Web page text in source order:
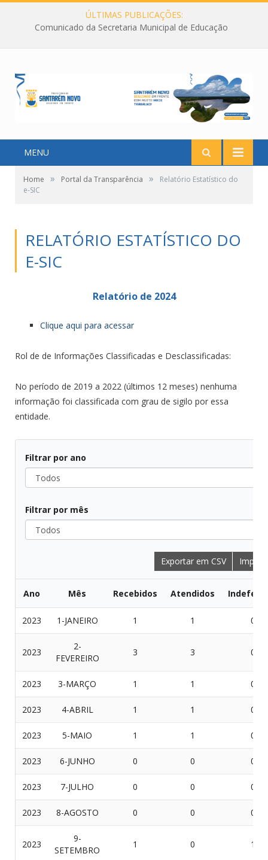
ÚLTIMAS PUBLICAÇÕES:
Comunicado da Secretaria Municipal de Educação
MENU
Home » Portal da Transparência »
Relatório Estatístico do
e-SIC
RELATÓRIO ESTATÍSTICO DO
E-SIC
Relatório de 2024
Clique aqui para acessar
Rol de de Informações Classificadas e Desclassificadas:
No período de 2019 a 2022 (últimos 12 meses) nenhuma
informação foi classificada com grau de sigilo por essa
entidade.
Filtrar por ano
Todos
Filtrar por mês
Todos
Exportar em CSV
Ano Mês Recebidos Atendidos
2023 1-JANEIRO 1 1 0
2023
2-
FEVEREIRO
3 3 0
2023 3-MARÇO 1 1 0
2023 4-ABRIL 1 1 0
2023 5-MAIO 1 1 0
2023 6-JUNHO 0 0 0
2023 7-JULHO 0 0 0
2023 8-AGOSTO 0 0 0
2023
9-
SETEMBRO
1 0 1